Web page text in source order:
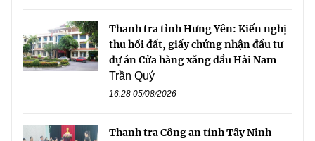
Thanh tra tỉnh Hưng Yên: Kiến nghị
thu hồi đất, giấy chứng nhận đầu tư
dự án Cửa hàng xăng dầu Hải Nam
Trần Quý
16:28 05/08/2026
Thanh tra Công an tỉnh Tây Ninh